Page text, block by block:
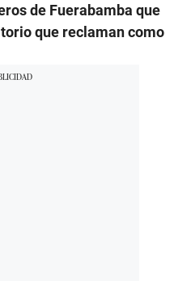
de Fuerabamba que
que reclaman como